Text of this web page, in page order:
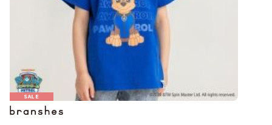
SALE